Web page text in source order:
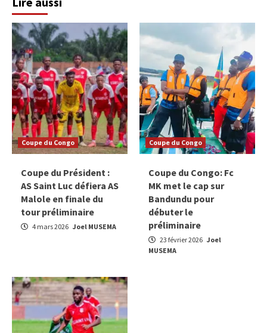
Coupe du Congo
Coupe du Président :
AS Saint Luc défiera AS
Malole en finale du
tour préliminaire
4 mars 2026 Joel MUSEMA
Coupe du Congo
Coupe du Congo: Fc
MK met le cap sur
Bandundu pour
débuter le
préliminaire
23 février 2026 Joel
MUSEMA